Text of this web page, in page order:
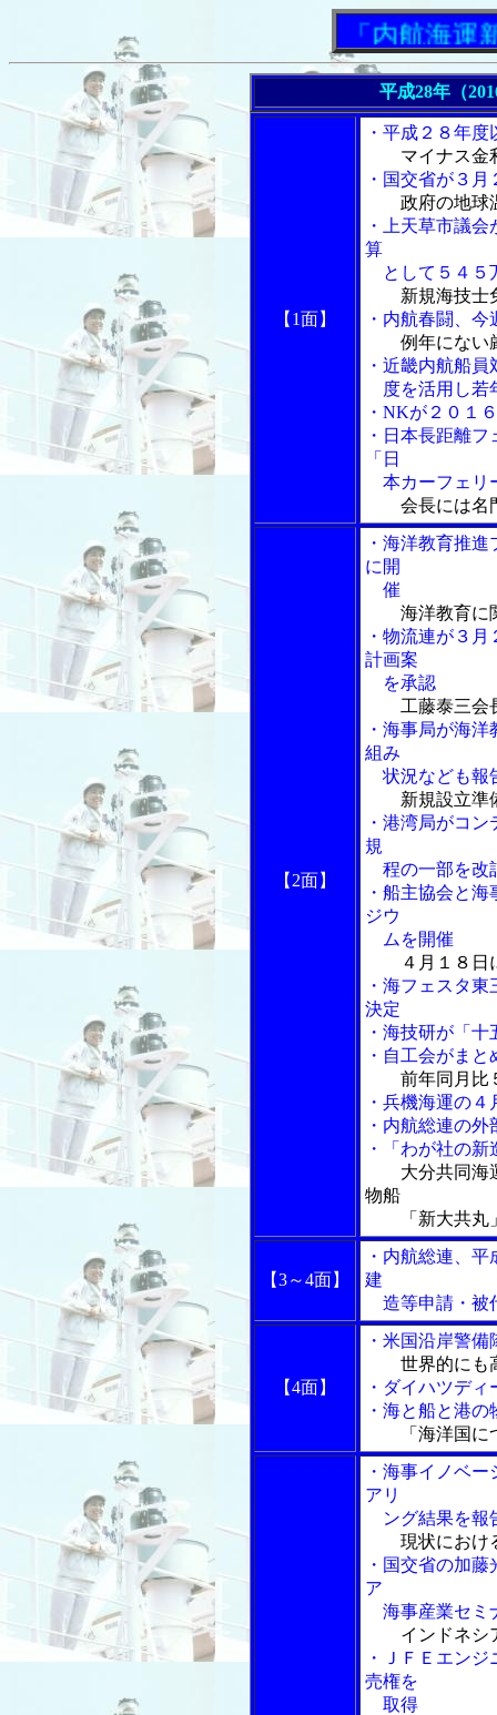
「内航海運新聞
平成28年（
【1面】
・平成２８年
マイナス金
・国交省が３
政府の地球
・上天草市議
算
として５４５
新規海技士
・内航春闘、
例年にない
・近畿内航船
度を活用し若
・NKが２０１
・日本長距離
「日
本カーフェリ
会長には名
【2面】
・海洋教育推
に開
催
海洋教育に
・物流連が３
計画案
を承認
工藤泰三会
・海事局が海
組み
状況なども報
新規設立準
・港湾局がコ
規
程の一部を改
・船主協会と
ジウ
ムを開催
４月１８日
・海フェスタ
決定
・海技研が「
・自工会がま
前年同月比
・兵機海運の
・内航総連の
・「わが社の新
大分共同海
物船
「新大共丸
【3～4面】
・内航総連、
建
造等申請・被
【4面】
・米国沿岸警
世界的にも
・ダイハツデ
・海と船と港
「海洋国
・海事イノベ
アリ
ング結果を報
現状におけ
・国交省の加
ア
海事産業セミ
インドネシ
・ＪＦＥエン
売権を
取得